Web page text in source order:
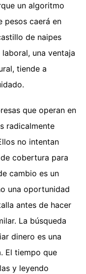
un algoritmo
pesos caerá en
de naipes
una ventaja
tiende a
que operan en
radicalmente
no intentan
cobertura para
cambio es un
una oportunidad
antes de hacer
La búsqueda
dinero es una
El tiempo que
y leyendo